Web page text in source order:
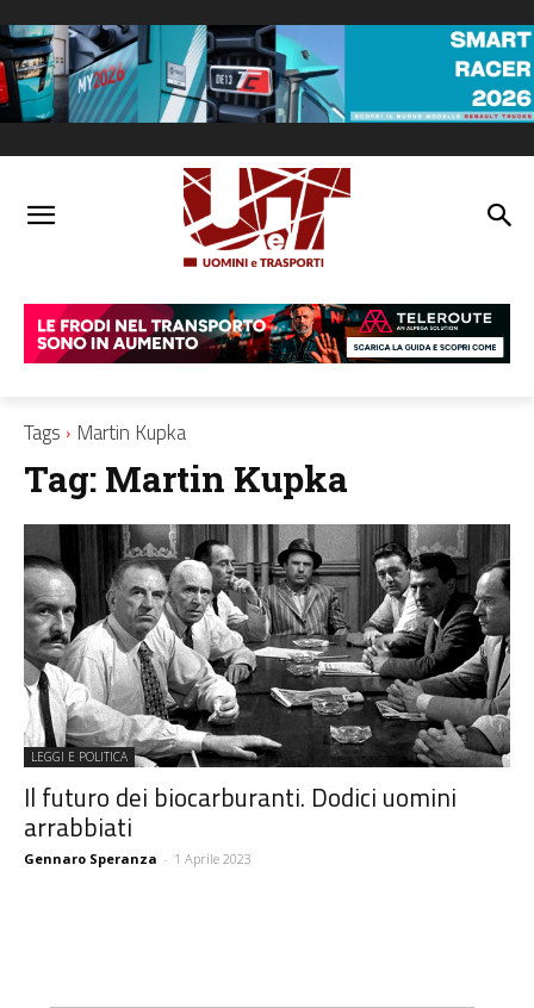
Tags Martin Kupka
Tag: Martin Kupka
LEGGI E POLITICA
Il futuro dei biocarburanti. Dodici uomini
arrabbiati
Gennaro Speranza - 1 Aprile 2023